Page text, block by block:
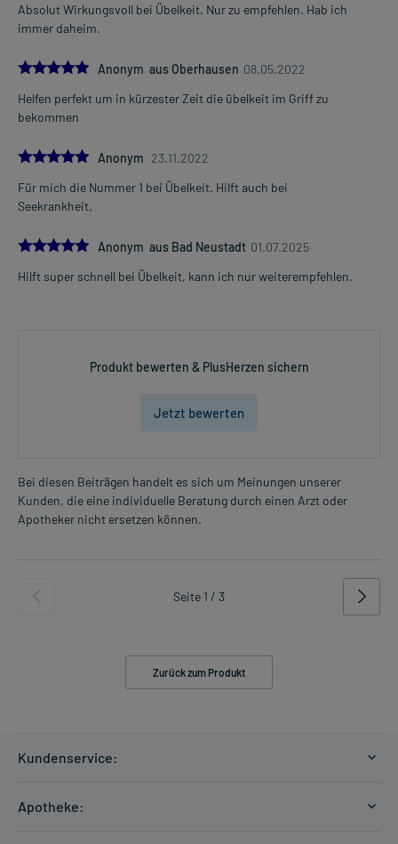
Absolut Wirkungsvoll bei Übelkeit. Nur zu empfehlen. Hab ich
immer daheim.
5.0Anonym aus Oberhausen 08.05.2022
Helfen perfekt um in kürzester Zeit die übelkeit im Griff zu
bekommen
5.0Anonym 23.11.2022
Für mich die Nummer 1 bei Übelkeit. Hilft auch bei
Seekrankheit.
5.0Anonym aus Bad Neustadt 01.07.2025
Hilft super schnell bei Übelkeit, kann ich nur weiterempfehlen.
Produkt bewerten & PlusHerzen sichern
Jetzt bewerten
Bei diesen Beiträgen handelt es sich um Meinungen unserer
Kunden, die eine individuelle Beratung durch einen Arzt oder
Apotheker nicht ersetzen können.
Seite 1 / 3
Zurück zum Produkt
Kundenservice:
Zahlungsarten
Apotheke: